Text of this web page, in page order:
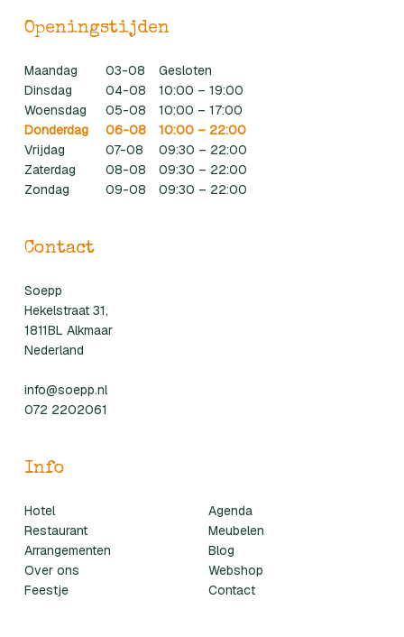
Openingstijden
Maandag 03-08
Gesloten
Dinsdag
04-08
10:00 – 19:00
Woensdag
05-08
10:00 – 17:00
Donderdag
06-08
10:00 – 22:00
Vrijdag
07-08
09:30 – 22:00
Zaterdag
08-08
09:30 – 22:00
Zondag
09-08 09:30 – 22:00
Contact
Soepp
Hekelstraat 31,
1811BL Alkmaar
Nederland
info@soepp.nl
072 2202061
Info
Hotel
Restaurant
Arrangementen
Over ons
Feestje
Agenda
Meubelen
Blog
Webshop
Contact